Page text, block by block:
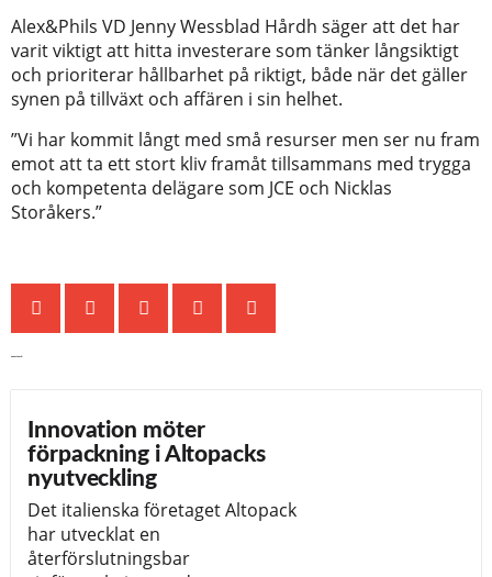
Alex&Phils VD Jenny Wessblad Hårdh säger att det har
varit viktigt att hitta investerare som tänker långsiktigt
och prioriterar hållbarhet på riktigt, både när det gäller
synen på tillväxt och affären i sin helhet.
”Vi har kommit långt med små resurser men ser nu fram
emot att ta ett stort kliv framåt tillsammans med trygga
och kompetenta delägare som JCE och Nicklas
Storåkers.”
Innovation möter
förpackning i Altopacks
nyutveckling
Det italienska företaget Altopack
har utvecklat en
återförslutningsbar